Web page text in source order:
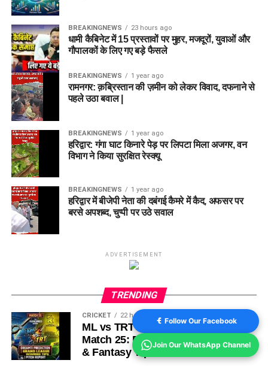
BREAKINGNEWS 23 hours ago
धामी कैबिनेट में 15 प्रस्तावों पर मुहर, मजदूरों, युवाओं और
गौपालकों के लिए गए बड़े फैसले
BREAKINGNEWS 1 year ago
रामनगर: क़ब्रिस्तान की ज़मीन को लेकर विवाद, दफनाने से
पहले उठा बवाल |
BREAKINGNEWS 1 year ago
हरिद्वार: गंगा घाट किनारे पेड़ पर लिपटा मिला अजगर, वन
विभाग ने किया सुरक्षित रेस्क्यू
BREAKINGNEWS 1 year ago
हरिद्वार में बीजेपी नेता की दबंगई कैमरे में कैद, अफसर पर
बरसे अपशब्द, चुप्पी पर उठे सवाल
ADVERTISEMENT
TRENDING
CRICKET 22 hours ago
ML vs TRT Dream11 Prediction
Match 25: Pitch Report, Playing 11
& Fantasy Tips
Follow Our Facebook
Join Our WhatsApp Channel